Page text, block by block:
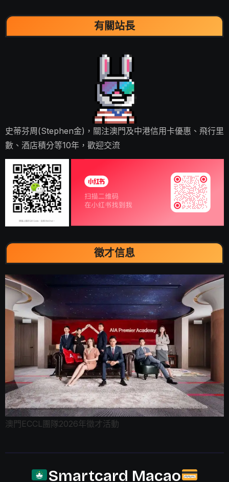
有關站長
史蒂芬周(Stephen金)，關注澳門及中港信用卡優惠、飛行里
數、酒店積分等10年，歡迎交流
徵才信息
澳門ECCL團隊2026年徵才活動
Smartcard Macao